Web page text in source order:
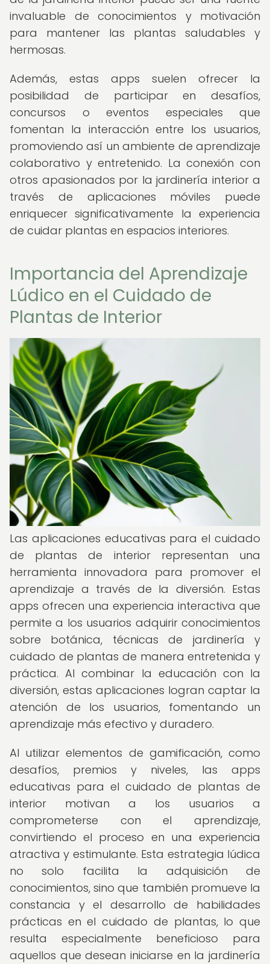
invaluable de conocimientos y motivación
para mantener las plantas saludables y
hermosas.
Además, estas apps suelen ofrecer la
posibilidad de participar en desafíos,
concursos o eventos especiales que
fomentan la interacción entre los usuarios,
promoviendo así un ambiente de aprendizaje
colaborativo y entretenido. La conexión con
otros apasionados por la jardinería interior a
través de aplicaciones móviles puede
enriquecer significativamente la experiencia
de cuidar plantas en espacios interiores.
Importancia del Aprendizaje
Lúdico en el Cuidado de
Plantas de Interior
Las aplicaciones educativas para el cuidado
de plantas de interior representan una
herramienta innovadora para promover el
aprendizaje a través de la diversión. Estas
apps ofrecen una experiencia interactiva que
permite a los usuarios adquirir conocimientos
sobre botánica, técnicas de jardinería y
cuidado de plantas de manera entretenida y
práctica. Al combinar la educación con la
diversión, estas aplicaciones logran captar la
atención de los usuarios, fomentando un
aprendizaje más efectivo y duradero.
Al utilizar elementos de gamificación, como
desafíos, premios y niveles, las apps
educativas para el cuidado de plantas de
interior motivan a los usuarios a
comprometerse con el aprendizaje,
convirtiendo el proceso en una experiencia
atractiva y estimulante. Esta estrategia lúdica
no solo facilita la adquisición de
conocimientos, sino que también promueve la
constancia y el desarrollo de habilidades
prácticas en el cuidado de plantas, lo que
resulta especialmente beneficioso para
aquellos que desean iniciarse en la jardinería